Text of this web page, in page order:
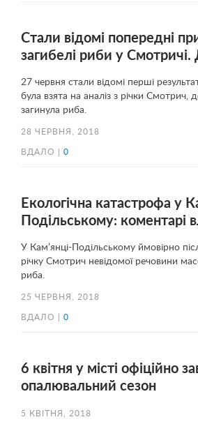
Стали відомі попередні
загибелі риби у
27 червня стали відомі перші
була взята на аналіз з річки Смотрич,
загинула риба.
28 ЧЕРВНЯ, 2018
ВДАЛО | 0
Екологічна катастрофа у
Подільському: коментарі
У Кам’янці-Подільському ймовірно
річку Смотрич невідомої речовини
риба.
25 ЧЕРВНЯ, 2018
ВДАЛО | 0
6 квітня у місті офіційно
опалювальний сезон
5 КВІТНЯ, 2018